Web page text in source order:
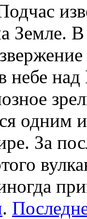
Земле.
небе
одним
За
.